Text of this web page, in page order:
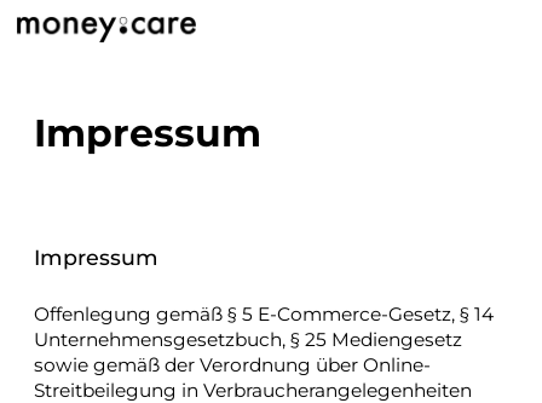
Impressum
Impressum
Offenlegung gemäß § 5 E-Commerce-Gesetz, § 14
Unternehmensgesetzbuch, § 25 Mediengesetz
sowie gemäß der Verordnung über Online-
Streitbeilegung in Verbraucherangelegenheiten